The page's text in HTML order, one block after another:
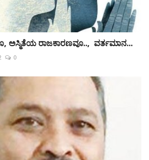
ಅಸ್ಮಿತೆಯ ರಾಜಕಾರಣವೂ.., ವರ್ತಮಾನ...
0